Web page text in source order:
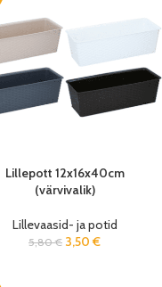
Lillepott 12x16x40cm
(värvivalik)
Lillevaasid- ja potid
5,80€ 3,50 €